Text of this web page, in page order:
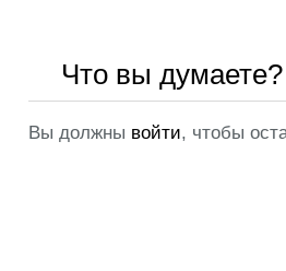
Что вы думаете?
Вы должны войти, чтобы